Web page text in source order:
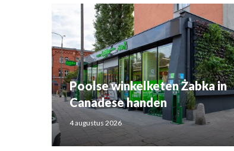
Poolse winkelketen Żabka in
Canadese handen
4 augustus 2026